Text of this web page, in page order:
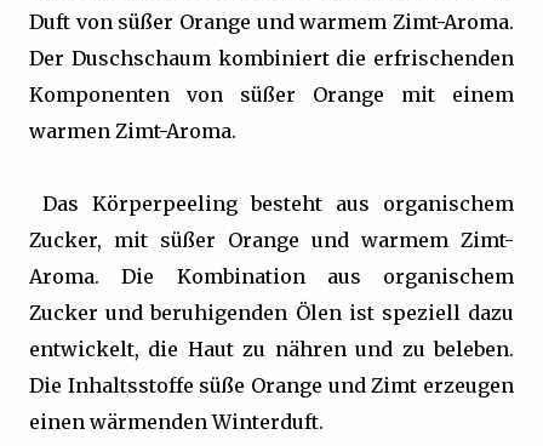
Duft von süßer Orange und warmem Zimt-Aroma.
Der Duschschaum kombiniert die erfrischenden
Komponenten von süßer Orange mit einem
warmen Zimt-Aroma.
Das Körperpeeling besteht aus organischem
Zucker, mit süßer Orange und warmem Zimt-
Aroma. Die Kombination aus organischem
Zucker und beruhigenden Ölen ist speziell dazu
entwickelt, die Haut zu nähren und zu beleben.
Die Inhaltsstoffe süße Orange und Zimt erzeugen
einen wärmenden Winterduft.